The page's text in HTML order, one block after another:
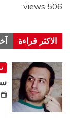
506 views
الاكثر قراءة